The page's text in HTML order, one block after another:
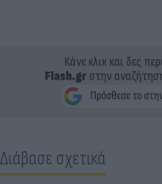
Κάνε κλικ και δες
Flash.grστην
Διάβασε σχετικά